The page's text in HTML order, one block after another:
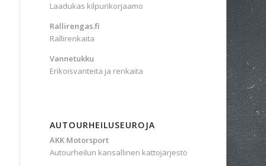
Laadukas kilpurikorjaamo
Rallirengas.fi
Rallirenkaita
Vannetukku
Erikoisvanteita ja renkaita
AUTOURHEILUSEUROJA
AKK Motorsport
Autourheilun kansallinen kattojärjestö